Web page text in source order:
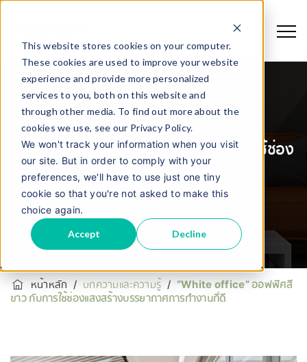
This website stores cookies on your computer.
These cookies are used to improve your website
experience and provide more personalized
services to you, both on this website and
through other media. To find out more about the
cookies we use, see our Privacy Policy.
We won't track your information when you visit
our site. But in order to comply with your
preferences, we'll have to use just one tiny
cookie so that you're not asked to make this
choice again.
Accept Decline
“White Office” ออฟฟิศสีขาว กับการใช้ช่อง
แสงสร้างบรรยากาศการทำงานที่ดี
หน้าหลัก / บทความและความรู้ / “White office” ออฟฟิศสี
ขาว กับการใช้ช่องแสงสร้างบรรยากาศการทำงานที่ดี